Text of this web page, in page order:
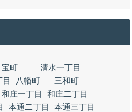
宝町
清水一丁目
八幡町
三和町
和庄一丁目
和庄二丁目
本通二丁目
本通三丁目